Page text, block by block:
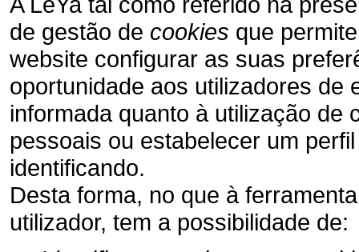
de gestão de cookies que
website configurar as suas
oportunidade aos utilizadores de
informada quanto à utilização de
pessoais ou estabelecer um
identificando.
Desta forma, no que à
utilizador, tem a possibilidade de: